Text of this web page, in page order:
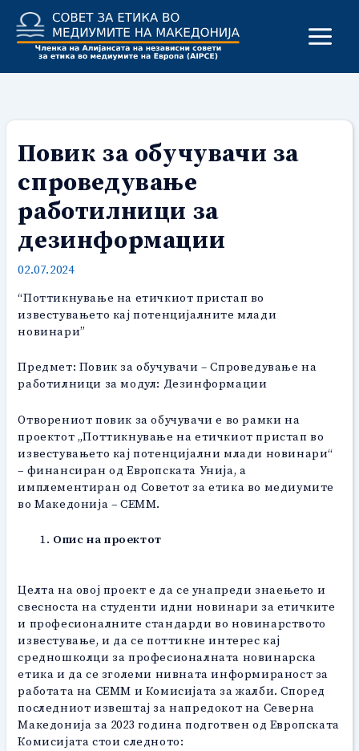
content
Повик за обучувачи за
спроведување
работилници за
дезинформации
02.07.2024
“Поттикнување на етичкиот пристап во
известувањето кај потенцијалните млади
новинари”
Предмет: Повик за обучувачи – Спроведување на
работилници за модул: Дезинформации
Отворениот повик за обучувачи е во рамки на
проектот „Поттикнување на етичкиот пристап во
известувањето кај потенцијални млади новинари“
– финансиран од Европската Унија, а
имплементиран од Советот за етика во медиумите
во Македонија – СЕММ.
Опис на проектот
Целта на овој проект е да се унапреди знаењето и
свесноста на студенти идни новинари за етичките
и професионалните стандарди во новинарството
известување, и да се поттикне интерес кај
средношколци за професионалната новинарска
етика и да се зголеми нивната информираност за
работата на СЕММ и Комисијата за жалби. Според
последниот извештај за напредокот на Северна
Македонија за 2023 година подготвен од Европската
Комисијата стои следното: